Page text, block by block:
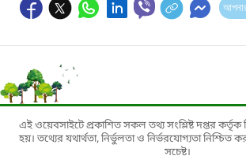
এই ওয়েবসাইটে প্রকাশিত সকল তথ্য সংশ্লিষ্ট দপ্তর কর্তৃক
হয়। তথ্যের যথার্থতা, নির্ভুলতা ও নির্ভরযোগ্যতা নিশ্চিত
সচেষ্ট।